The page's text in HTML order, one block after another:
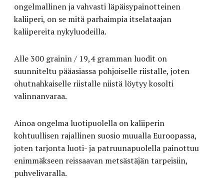
ongelmallinen ja vahvasti läpäisypainotteinen
kaliiperi, on se mitä parhaimpia itselataajan
kaliipereita nykyluodeilla.
Alle 300 grainin / 19,4 gramman luodit on
suunniteltu pääasiassa pohjoiselle riistalle, joten
ohutnahkaiselle riistalle niistä löytyy kosolti
valinnanvaraa.
Ainoa ongelma luotipuolella on kaliiperin
kohtuullisen rajallinen suosio muualla Euroopassa,
joten tarjonta luoti- ja patruunapuolella painottuu
enimmäkseen reissaavan metsästäjän tarpeisiin,
puhvelivaralla.